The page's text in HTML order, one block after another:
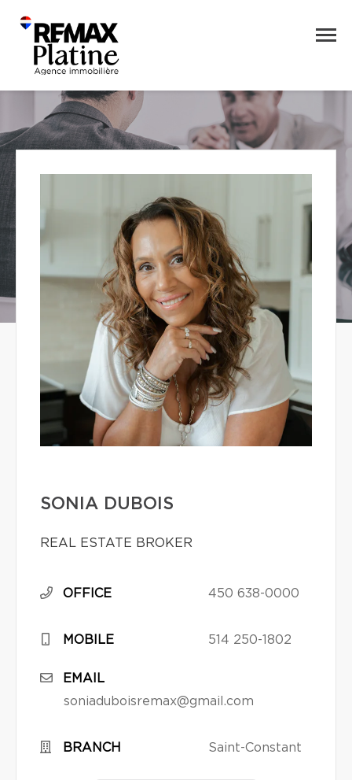
SONIA DUBOIS
REAL ESTATE BROKER
OFFICE 450 638-0000
MOBILE 514 250-1802
EMAIL
soniaduboisremax@gmail.com
BRANCH Saint-Constant